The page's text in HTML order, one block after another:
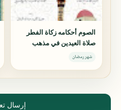
الصوم أحكامه زكاة الفطر
صلاة العيدين في مذهب
الإمام الشافعي رضي الله
شهر رمضان
إرسال